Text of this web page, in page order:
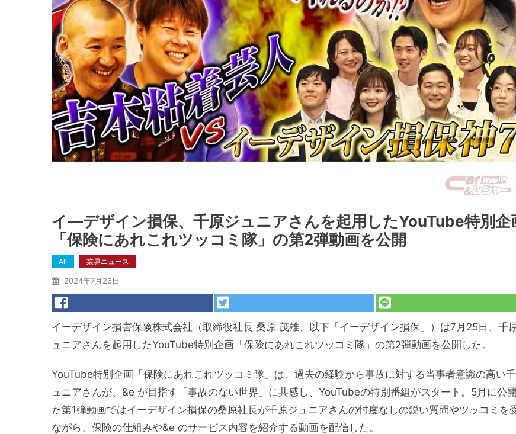
イ―デザイン損保、千原ジュニアさんを起用したYouTube特別企
「保険にあれこれツッコミ隊」の第2弾動画を公開
All 業界ニュース
2024年7月26日
イーデザイン損害保険株式会社（取締役社長 桑原 茂雄、以下「イーデザイン損保」）は7月25日、千
ュニアさんを起用したYouTube特別企画「保険にあれこれツッコミ隊」の第2弾動画を公開した。
YouTube特別企画「保険にあれこれツッコミ隊」は、過去の経験から事故に対する当事者意識の高い
ュニアさんが、&e が目指す「事故のない世界」に共感し、YouTubeの特別番組がスタート。5月に公
た第1弾動画ではイーデザイン損保の桑原社長が千原ジュニアさんの忖度なしの鋭い質問やツッコミを
ながら、保険の仕組みや&e のサービス内容を紹介する動画を配信した。